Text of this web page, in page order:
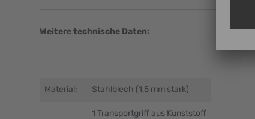
Weitere technische Daten:
Material: Stahlblech (1,5 mm stark)
1 Transportgriff aus Kunststoff